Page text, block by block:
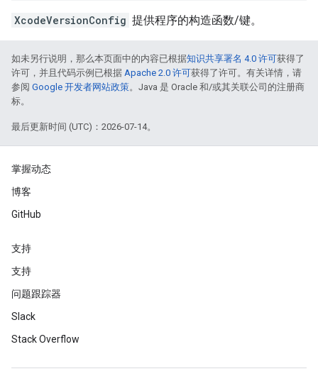
XcodeVersionConfig 提供程序的构造函数/键。
如未另行说明，那么本页面中的内容已根据知识共享署名 4.0 许可获得了
许可，并且代码示例已根据 Apache 2.0 许可获得了许可。有关详情，请
参阅 Google 开发者网站政策。Java 是 Oracle 和/或其关联公司的注册商
标。
最后更新时间 (UTC)：2026-07-14。
掌握动态
博客
GitHub
支持
支持
问题跟踪器
Slack
Stack Overflow